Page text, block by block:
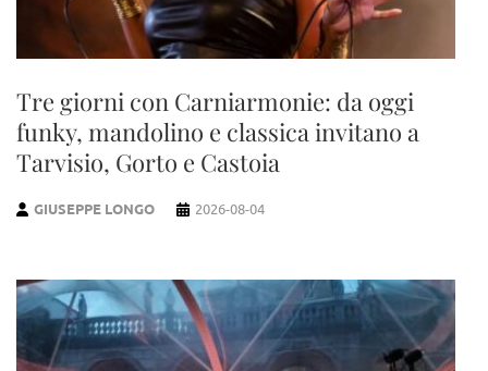
Tre giorni con Carniarmonie: da oggi
funky, mandolino e classica invitano a
Tarvisio, Gorto e Castoia
GIUSEPPE LONGO 2026-08-04